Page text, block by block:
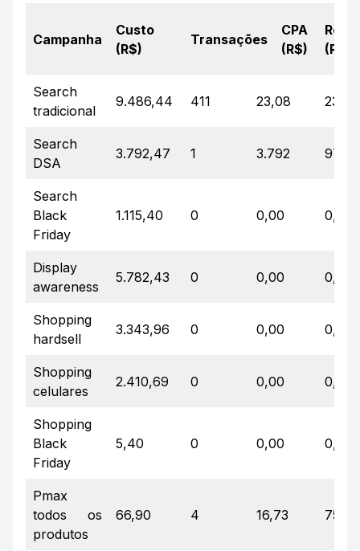
Campanha
Custo
(R$)
Transações
CPA
(R$)
(R$)
Search
tradicional
9.486,44 411 23,08
Search
DSA
3.792,47 1 3.792 97,90
Search
Black
Friday
1.115,40 0 0,00 0,00
Display
awareness
5.782,43 0 0,00 0,00
Shopping
hardsell
3.343,96 0 0,00 0,00
Shopping
celulares
2.410,69 0 0,00 0,00
Shopping
Black
Friday
5,40 0 0,00 0,00
Pmax
todos os
produtos
66,90 4 16,73